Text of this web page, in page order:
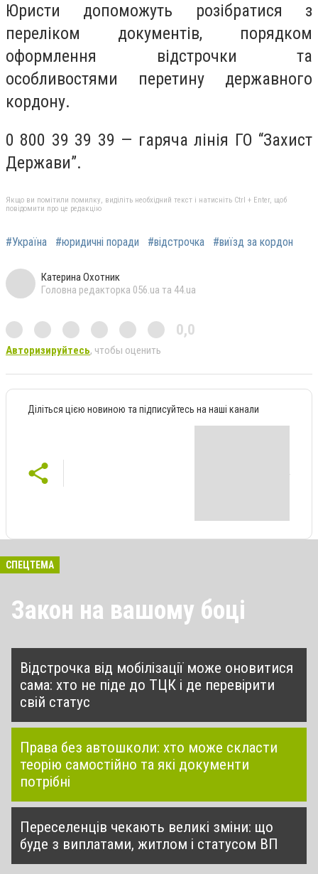
Юристи допоможуть розібратися з
переліком документів, порядком
оформлення відстрочки та
особливостями перетину державного
кордону.
0 800 39 39 39 — гаряча лінія ГО “Захист
Держави”.
Якщо ви помітили помилку, виділіть необхідний текст і натисніть Ctrl + Enter, щоб
повідомити про це редакцію
#Україна #юридичні поради #відстрочка #виїзд за кордон
Катерина Охотник
Головна редакторка 056.ua та 44.ua
0,0
Авторизируйтесь, чтобы оценить
Діліться цією новиною та підписуйтесь на наші канали
СПЕЦТЕМА
Закон на вашому боці
Відстрочка від мобілізації може оновитися
сама: хто не піде до ТЦК і де перевірити
свій статус
Права без автошколи: хто може скласти
теорію самостійно та які документи
потрібні
Переселенців чекають великі зміни: що
буде з виплатами, житлом і статусом ВП